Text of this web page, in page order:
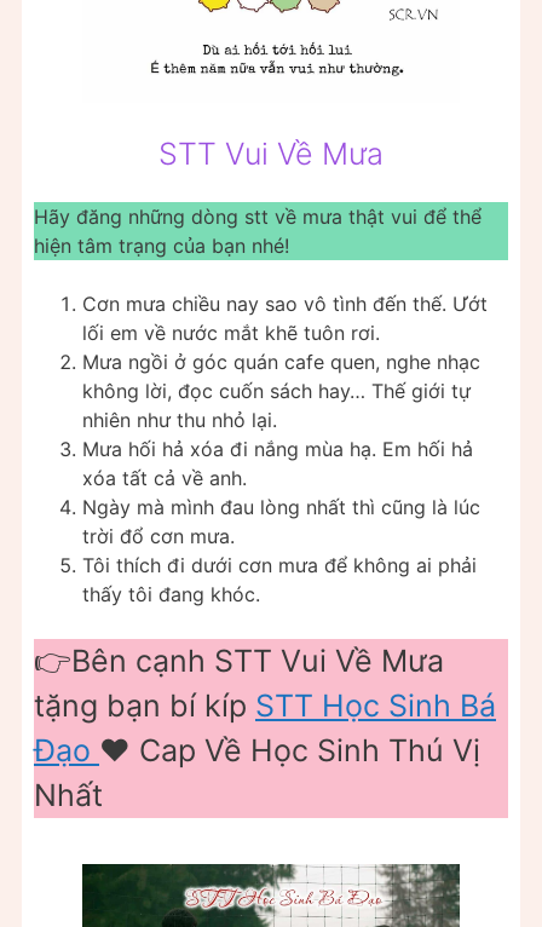
STT Vui Về Mưa
Hãy đăng những dòng stt về mưa thật vui để thể
hiện tâm trạng của bạn nhé!
Cơn mưa chiều nay sao vô tình đến thế. Ướt
lối em về nước mắt khẽ tuôn rơi.
Mưa ngồi ở góc quán cafe quen, nghe nhạc
không lời, đọc cuốn sách hay… Thế giới tự
nhiên như thu nhỏ lại.
Mưa hối hả xóa đi nắng mùa hạ. Em hối hả
xóa tất cả về anh.
Ngày mà mình đau lòng nhất thì cũng là lúc
trời đổ cơn mưa.
Tôi thích đi dưới cơn mưa để không ai phải
thấy tôi đang khóc.
👉Bên cạnh STT Vui Về Mưa
tặng bạn bí kíp STT Học Sinh Bá
Đạo ❤️️ Cap Về Học Sinh Thú Vị
Nhất